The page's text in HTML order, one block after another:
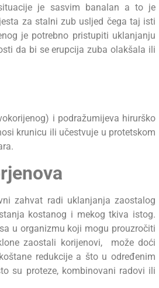
je sasvim banalan a to je
za stalni zub usljed čega taj isti
je potrebno pristupiti uklanjanju
da bi se erupcija zuba olakšala ili
i podražumijeva hirurško
krunicu ili učestvuje u protetskom
zahvat radi uklanjanja zaostalog
kostanog i mekog tkiva istog.
u organizmu koji mogu prouzročiti
zaostali korijenovi, može doći
redukcije a što u određenim
su proteze, kombinovani radovi ili